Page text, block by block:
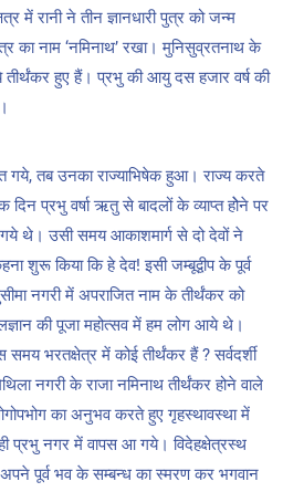
में रानी ने तीन ज्ञानधारी पुत्र को जन्म
का नाम ‘नमिनाथ’ रखा। मुनिसुव्रतनाथ के
तीर्थंकर हुए हैं। प्रभु की आयु दस हजार वर्ष की
गये, तब उनका राज्याभिषेक हुआ। राज्य करते
दिन प्रभु वर्षा ऋतु से बादलों के व्याप्त होेने पर
गये थे। उसी समय आकाशमार्ग से दो देवों ने
शुरू किया कि हे देव! इसी जम्बूद्वीप के पूर्व
नगरी में अपराजित नाम के तीर्थंकर को
की पूजा महोत्सव में हम लोग आये थे।
भरतक्षेत्र में कोई तीर्थंकर हैं ? सर्वदर्शी
नगरी के राजा नमिनाथ तीर्थंकर होने वाले
का अनुभव करते हुए गृहस्थावस्था में
प्रभु नगर में वापस आ गये। विदेहक्षेत्रस्थ
पूर्व भव के सम्बन्ध का स्मरण कर भगवान